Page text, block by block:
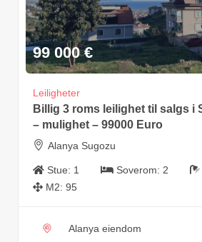
99 000 €
Leiligheter
Billig 3 roms leilighet til salgs i
– mulighet – 99000 Euro
Alanya Sugozu
Stue: 1 Soverom: 2
M2: 95
Alanya eiendom